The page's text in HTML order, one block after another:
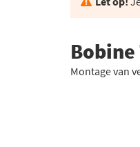
Bobine
Montage van